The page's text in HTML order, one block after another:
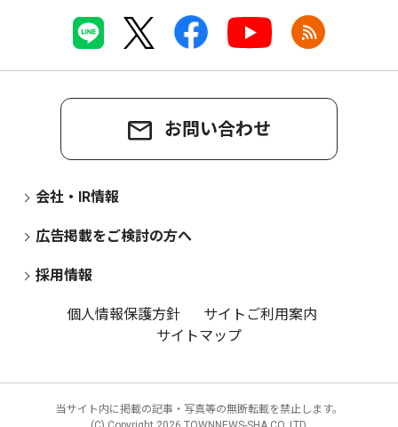
お問い合わせ
会社・IR情報
広告掲載をご検討の方へ
採用情報
個人情報保護方針
サイトご利用案内
サイトマップ
当サイト内に掲載の記事・写真等の無断転載を禁止します。